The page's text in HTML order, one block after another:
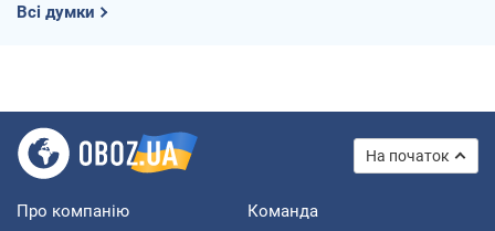
Всі думки
На початок
Про компанію Команда